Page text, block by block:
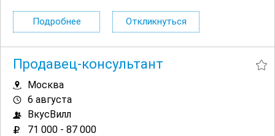
групп» специализируется на монтаже и реализации
проектов со стеклопрозрачными конструкциями. Мы
Подробнее Откликнуться
Продавец-консультант
Москва
6 августа
ВкусВилл
71 000 - 87 000